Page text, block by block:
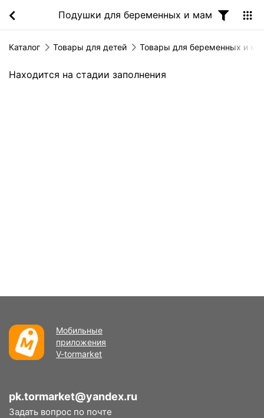
Подушки для беременных и мам
Каталог Товары для детей Товары для беременных и
Находится на стадии заполнения
Мобильные
приложения
V-tormarket
pk.tormarket@yandex.ru
Задать вопрос по почте